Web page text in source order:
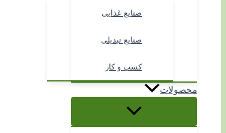
صنایع غذایی
صنایع تبدیلی
کسب و کار
محصولات